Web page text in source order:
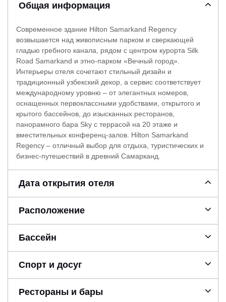
Общая информация
Современное здание Hilton Samarkand Regency
возвышается над живописным парком и сверкающей
гладью гребного канала, рядом с центром курорта Silk
Road Samarkand и этно-парком «Вечный город».
Интерьеры отеля сочетают стильный дизайн и
традиционный узбекский декор, а сервис соответствует
международному уровню – от элегантных номеров,
оснащенных первоклассными удобствами, открытого и
крытого бассейнов, до изысканных ресторанов,
панорамного бара Sky с террасой на 20 этаже и
вместительных конференц-залов. Hilton Samarkand
Regency – отличный выбор для отдыха, туристических и
бизнес-путешествий в древний Самарканд.
Дата открытия отеля
Расположение
Бассейн
Спорт и досуг
Рестораны и бары